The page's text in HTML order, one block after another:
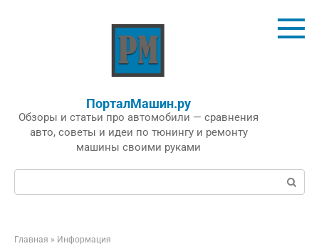
ПорталМашин.ру
Обзоры и статьи про автомобили — сравнения
авто, советы и идеи по тюнингу и ремонту
машины своими руками
Поиск:
Главная » Информация